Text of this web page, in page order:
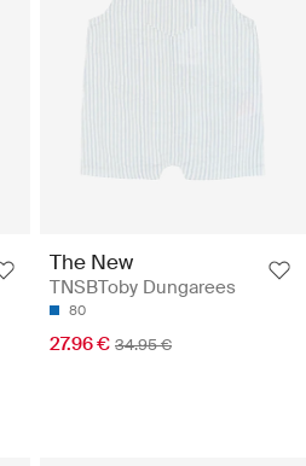
The New
TNSBToby Dungarees
80
27.96 € 34.95 €